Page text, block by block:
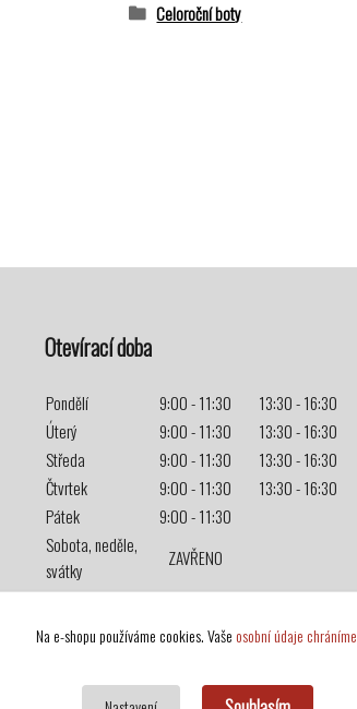
Celoroční boty
Otevírací doba
Pondělí 9:00 - 11:30
13:30 - 16:30
Úterý
9:00 - 11:30
13:30 - 16:30
Středa
9:00 - 11:30
13:30 - 16:30
Čtvrtek
9:00 - 11:30
13:30 - 16:30
Pátek
9:00 - 11:30
Sobota, neděle,
svátky
ZAVŘENO
Na e-shopu používáme cookies. Vašeosobní údaje chráníme